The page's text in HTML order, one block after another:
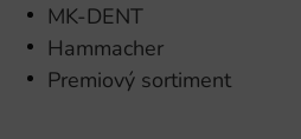
MK-DENT
Hammacher
Premiový sortiment